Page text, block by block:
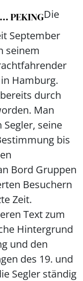
PEKINGDie
September
seinem
Hamburg.
durch
Man
seine
bis
Bord Gruppen
Besuchern
Zeit.
Text zum
Hintergrund
und den
des 19. und
Segler ständig